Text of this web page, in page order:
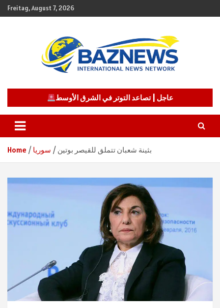
Skip
to
Freitag, August 7, 2026
BAZNEWS
عاجل | تصاعد التوتر في الشرق الأوسط
Home سوريا بثينة شعبان تتملق للقيصر بوتين